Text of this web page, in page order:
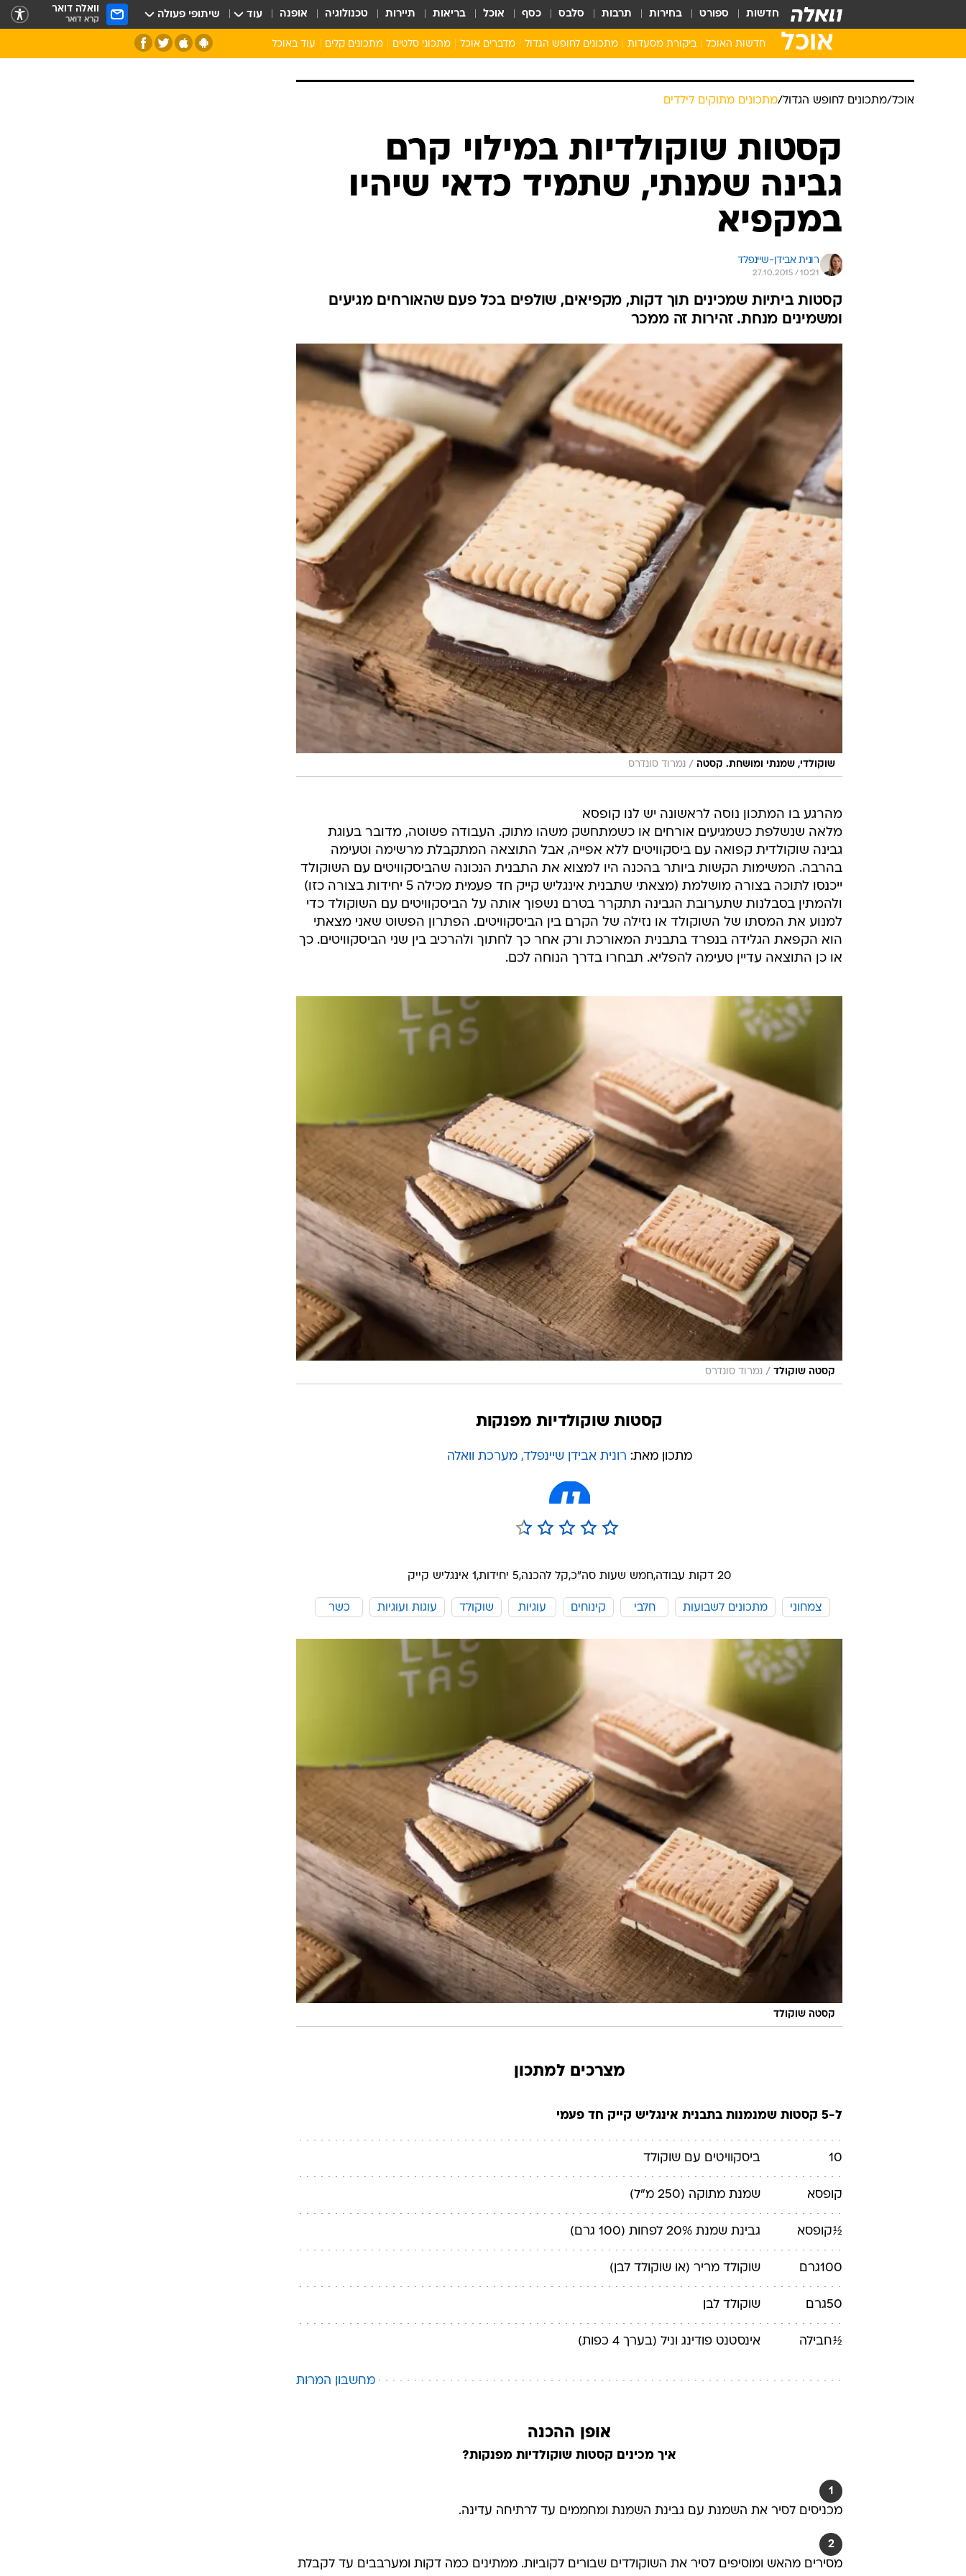
חדשות ספורט בחירות תרבות סלבס כסף אוכל בריאות תיירות טכנולוגיה אופנה עוד שיתופי פעולה וואלה דואר
קרא דואר
אוכל חדשות האוכל ביקורת מסעדות מתכונים לחופש הגדול
מתכונים מתוקים לילדים
מדברים אוכל מתכוני סלטים מתכונים קלים עוד באוכל
אוכל/מתכונים לחופש הגדול/מתכונים מתוקים לילדים
קסטות שוקולדיות במילוי קרם
גבינה שמנתי, שתמיד כדאי שיהיו
במקפיא
רונית אבידן-שיינפלד
27.10.2015 / 10:21
קסטות ביתיות שמכינים תוך דקות, מקפיאים, שולפים בכל פעם שהאורחים מגיעים
ומשמינים מנחת. זהירות זה ממכר
שוקולדי, שמנתי ומושחת. קסטה / נמרוד סונדרס
מהרגע בו המתכון נוסה לראשונה יש לנו קופסא
מלאה שנשלפת כשמגיעים אורחים או כשמתחשק משהו מתוק. העבודה פשוטה, מדובר בעוגת
גבינה שוקולדית קפואה עם ביסקוויטים ללא אפייה, אבל התוצאה המתקבלת מרשימה וטעימה
בהרבה. המשימות הקשות ביותר בהכנה היו למצוא את התבנית הנכונה שהביסקוויטים עם השוקולד
ייכנסו לתוכה בצורה מושלמת (מצאתי שתבנית אינגליש קייק חד פעמית מכילה 5 יחידות בצורה כזו)
ולהמתין בסבלנות שתערובת הגבינה תתקרר בטרם נשפוך אותה על הביסקוויטים עם השוקולד כדי
למנוע את המסתו של השוקולד או נזילה של הקרם בין הביסקוויטים. הפתרון הפשוט שאני מצאתי
הוא הקפאת הגלידה בנפרד בתבנית המאורכת ורק אחר כך לחתוך ולהרכיב בין שני הביסקוויטים. כך
או כן התוצאה עדיין טעימה להפליא. תבחרו בדרך הנוחה לכם.
קסטה שוקולד / נמרוד סונדרס
קסטות שוקולדיות מפנקות
מתכון מאת: רונית אבידן שיינפלד, מערכת וואלה
20 דקות עבודה, חמש שעות סה"כ,קל להכנה,5 יחידות, 1 אינגליש קייק
צמחוני מתכונים לשבועות חלבי קינוחים עוגיות שוקולד עוגות ועוגיות כשר
קסטה שוקולד
מצרכים למתכון
ל-5 קסטות שמנמנות בתבנית אינגליש קייק חד פעמי
10 ביסקוויטים עם שוקולד
קופסא שמנת מתוקה (250 מ"ל)
½קופסא גבינת שמנת 20% לפחות (100 גרם)
100גרם שוקולד מריר (או שוקולד לבן)
50גרם שוקולד לבן
½חבילה אינסטנט פודינג וניל (בערך 4 כפות)
מחשבון המרות
אופן ההכנה
איך מכינים קסטות שוקולדיות מפנקות?
1
מכניסים לסיר את השמנת עם גבינת השמנת ומחממים עד לרתיחה עדינה.
2
מסירים מהאש ומוסיפים לסיר את השוקולדים שבורים לקוביות. ממתינים כמה דקות ומערבבים עד לקבלת